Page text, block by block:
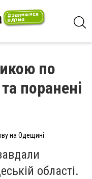
по
поранені
на Одещині
області.